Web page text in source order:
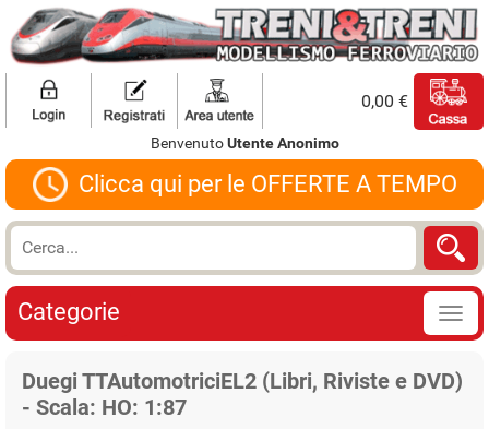
0,00 €
BenvenutoUtente Anonimo
Clicca qui per le OFFERTE A TEMPO
Categorie
Duegi TTAutomotriciEL2 (Libri, Riviste e DVD)
- Scala: HO: 1:87